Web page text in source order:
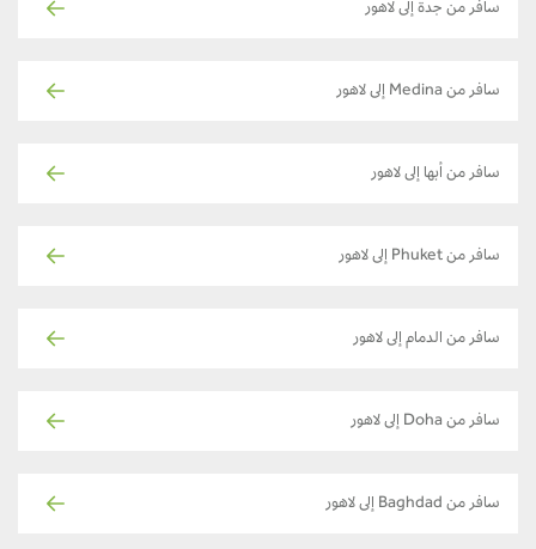
سافر من جدة إلى لاهور
سافر من Medina إلى لاهور
سافر من أبها إلى لاهور
سافر من Phuket إلى لاهور
سافر من الدمام إلى لاهور
سافر من Doha إلى لاهور
سافر من Baghdad إلى لاهور